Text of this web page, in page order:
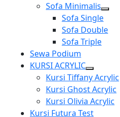
Sofa Minimalis
sub
Sofa Single
Sofa Double
Sofa Triple
Sewa Podium
KURSI ACRYLIC
Show
sub
menu
Kursi Tiffany Acrylic
Kursi Ghost Acrylic
Kursi Olivia Acrylic
Kursi Futura Test